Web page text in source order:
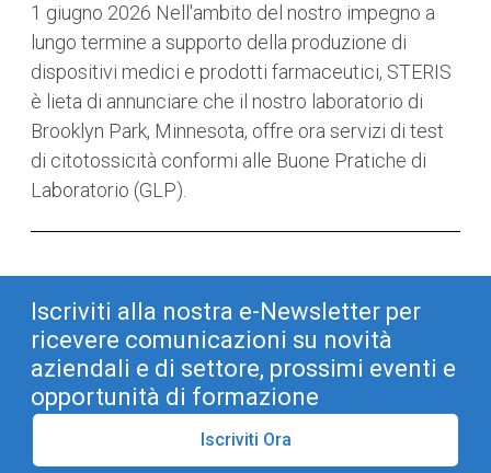
1 giugno 2026 Nell'ambito del nostro impegno a
lungo termine a supporto della produzione di
dispositivi medici e prodotti farmaceutici, STERIS
è lieta di annunciare che il nostro laboratorio di
Brooklyn Park, Minnesota, offre ora servizi di test
di citotossicità conformi alle Buone Pratiche di
Laboratorio (GLP).
Iscriviti alla nostra e-Newsletter per
ricevere comunicazioni su novità
aziendali e di settore, prossimi eventi e
opportunità di formazione
Iscriviti Ora